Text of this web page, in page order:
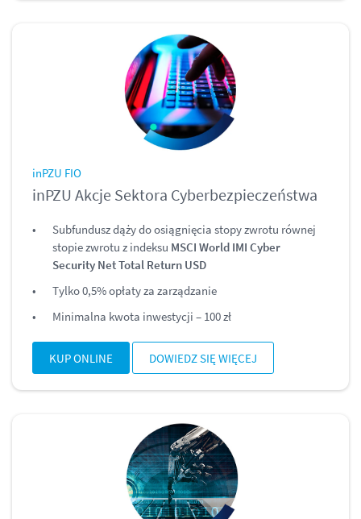
inPZU FIO
inPZU Akcje Sektora Cyberbezpieczeństwa
Subfundusz dąży do osiągnięcia stopy zwrotu równej
stopie zwrotu z indeksu MSCI World IMI Cyber
Security Net Total Return USD
Tylko 0,5% opłaty za zarządzanie
Minimalna kwota inwestycji – 100 zł
KUP ONLINE DOWIEDZ SIĘ WIĘCEJ